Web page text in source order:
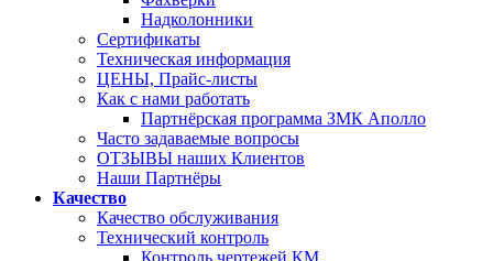
Надколонники
Сертификаты
Техническая информация
ЦЕНЫ, Прайс-листы
Как с нами работать
Партнёрская программа ЗМК Аполло
Часто задаваемые вопросы
ОТЗЫВЫ наших Клиентов
Наши Партнёры
Качество
Качество обслуживания
Технический контроль